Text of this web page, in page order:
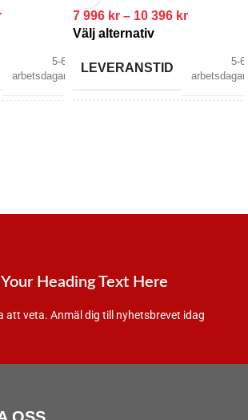
5-6
arbetsdagar
7 996 kr – 10 396 kr
Välj alternativ
LEVERANSTID
5-6
arbetsdagar
BRAND Tapwell
Heading Text Here
att veta. Anmäl dig till nyhetsbrevet idag